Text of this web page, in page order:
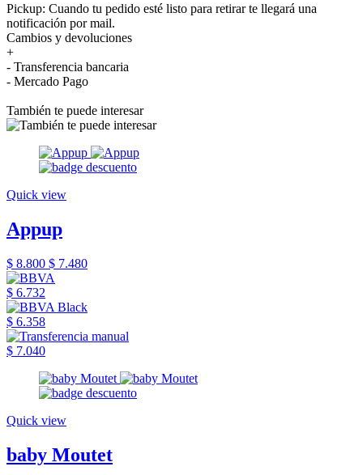
Pickup: Cuando tu pedido esté listo para retirar te llegará una
notificación por mail.
Cambios y devoluciones
+
- Transferencia bancaria
- Mercado Pago
También te puede interesar
Quick view
Appup
$ 8.800 $ 7.480
$ 6.732
$ 6.358
$ 7.040
Quick view
baby Moutet